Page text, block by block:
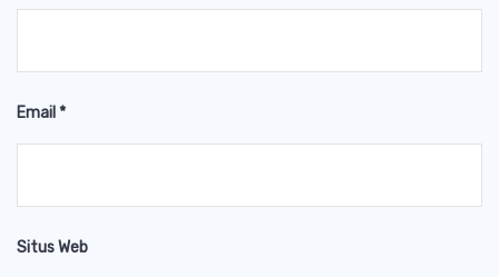
Email *
Situs Web